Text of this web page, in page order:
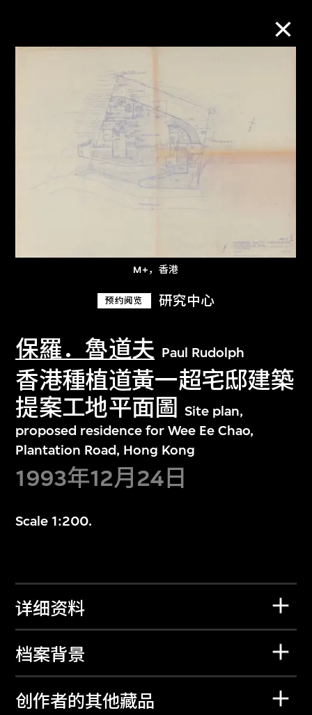
M+，香港
预约阅览 研究中心
保羅．魯道夫 Paul Rudolph
香港種植道黃一超宅邸建築
提案工地平面圖
Site plan,
proposed residence for Wee Ee Chao,
Plantation Road, Hong Kong
1993年12月24日
Scale 1:200.
详细资料
档案背景
创作者的其他藏品
M+藏品
进一步筛选
探索世界顶级的二十及二十一世纪视觉